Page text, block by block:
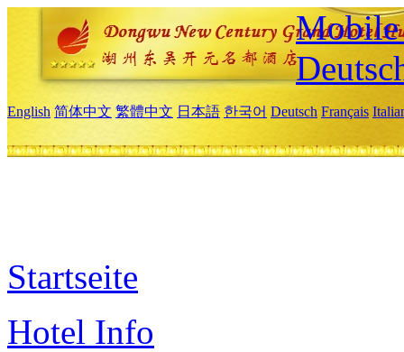
Mobile
English 简体中文 繁體中文 日本語 한국어 Deutsch Français
Startseite
Hotel Info